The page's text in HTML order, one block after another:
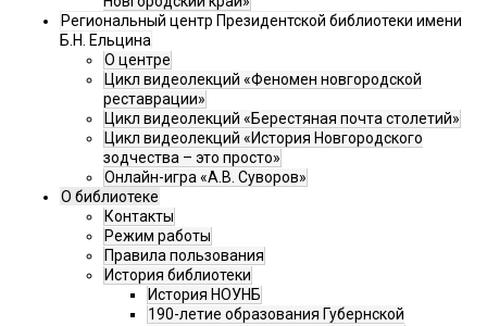
Региональный центр Президентской библиотеки имени
Б.Н. Ельцина
О центре
Цикл видеолекций «Феномен новгородской
реставрации»
Цикл видеолекций «Берестяная почта столетий»
Цикл видеолекций «История Новгородского
зодчества – это просто»
Онлайн-игра «А.В. Суворов»
О библиотеке
Контакты
Режим работы
Правила пользования
История библиотеки
История НОУНБ
190-летие образования Губернской